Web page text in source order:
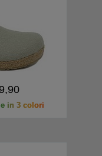
in 3 colori